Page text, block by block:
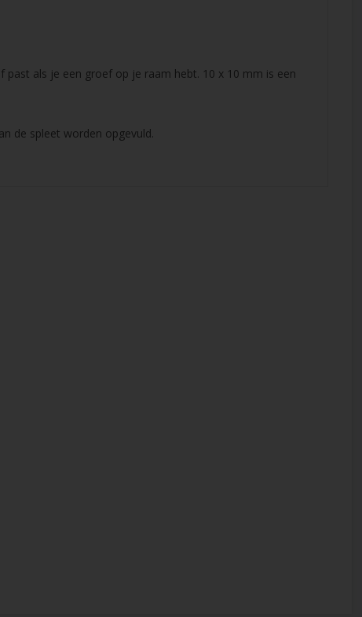
als je een groef op je raam hebt. 10 x 10 mm is een
de spleet worden opgevuld.